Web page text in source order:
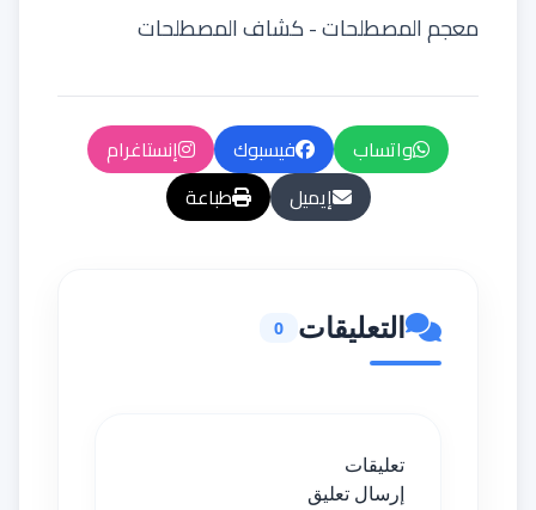
معجم المصطلحات - کشاف المصطلحات
واتساب فيسبوك
إنستاغرام
إيميل
طباعة
التعليقات 0
تعليقات
إرسال تعليق